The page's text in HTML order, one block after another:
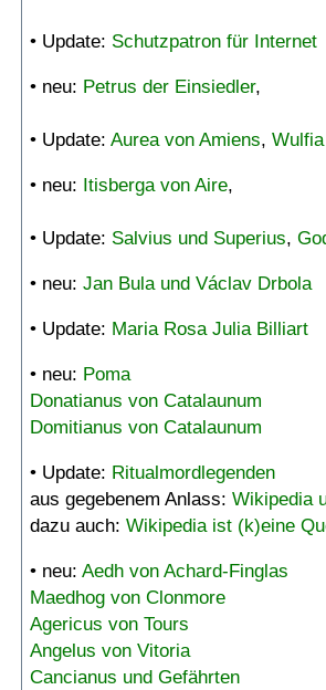
• Update: Schutzpatron für Internet
• neu: Petrus der Einsiedler,
• Update: Aurea von Amiens,
• neu: Itisberga von Aire,
• Update: Salvius und Superius,
• neu: Jan Bula und Václav Drbola
• Update: Maria Rosa Julia Billiart
• neu: Poma
Donatianus von Catalaunum
Domitianus von Catalaunum
• Update: Ritualmordlegenden
aus gegebenem Anlass: Wikipedia
dazu auch: Wikipedia ist (k)eine
• neu: Aedh von Achard-Finglas
Maedhog von Clonmore
Agericus von Tours
Angelus von Vitoria
Cancianus und Gefährten